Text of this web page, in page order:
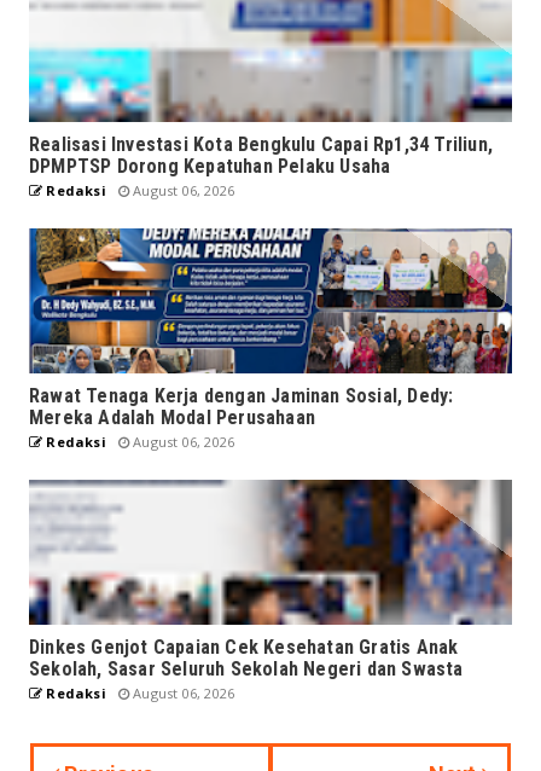
Realisasi Investasi Kota Bengkulu Capai Rp1,34 Triliun,
DPMPTSP Dorong Kepatuhan Pelaku Usaha
Redaksi August 06, 2026
Rawat Tenaga Kerja dengan Jaminan Sosial, Dedy:
Mereka Adalah Modal Perusahaan
Redaksi August 06, 2026
Dinkes Genjot Capaian Cek Kesehatan Gratis Anak
Sekolah, Sasar Seluruh Sekolah Negeri dan Swasta
Redaksi August 06, 2026